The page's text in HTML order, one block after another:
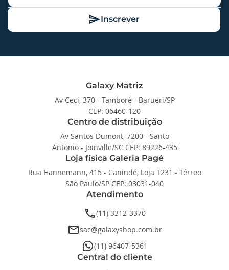
Inscrever
Galaxy Matriz
Av Ceci, 370 - Tamboré - Barueri/SP
CEP: 06460-120
Centro de distribuição
Av Santos Dumont, 7200 - Santo
Antonio - Joinville/SC CEP: 89226-435
Loja física Galeria Pagé
Rua Hannemann, 415 - Canindé, Loja T231 - Térreo
São Paulo/SP CEP: 03031-040
Atendimento
phone(11) 3312-3370
emailsac@galaxyshop.com.br
whatsapp(11) 96407-5361
Central do cliente